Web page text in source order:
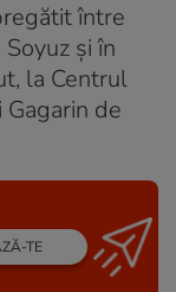
între
și în
la Centrul
de
TE